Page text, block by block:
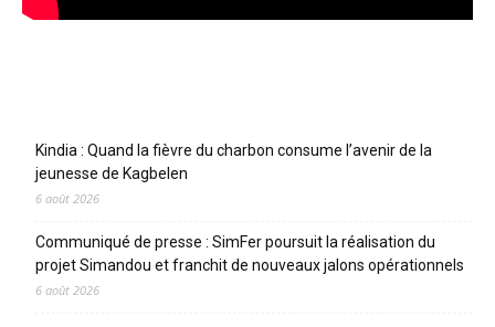
Kindia : Quand la fièvre du charbon consume l’avenir de la
jeunesse de Kagbelen
6 août 2026
Communiqué de presse : SimFer poursuit la réalisation du
projet Simandou et franchit de nouveaux jalons opérationnels
6 août 2026